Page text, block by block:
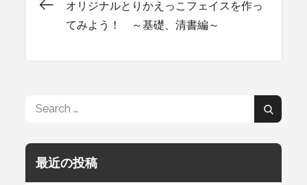
投
ナ
ビ
オリジナルとりかえっこフェイスを作っ
てみよう！ ～基礎、清書編～
Search
Search
最近の投稿